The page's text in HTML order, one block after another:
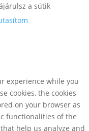
a sütik
experience while you
cookies, the cookies
on your browser as
functionalities of the
help us analyze and